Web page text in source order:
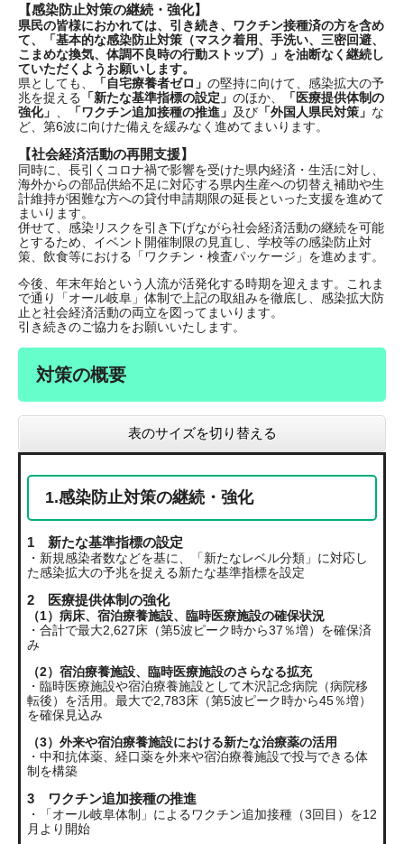
【感染防止対策の継続・強化】
県民の皆様におかれては、引き続き、ワクチン接種済の方を含め
て、「基本的な感染防止対策（マスク着用、手洗い、三密回避、
こまめな換気、体調不良時の行動ストップ）」を油断なく継続し
ていただくようお願いします。
県としても、
「自宅療養者ゼロ」 の堅持に向けて、感染拡大の予
兆を捉える
「新たな基準指標の設定」 のほか、
「医療提供体制の
強化」
「ワクチン追加接種の推進」 及び 「外国人県民対策」 な
ど、第6波に向けた備えを緩みなく進めてまいります。
【社会経済活動の再開支援】
同時に、長引くコロナ禍で影響を受けた県内経済・生活に対し、
海外からの部品供給不足に対応する県内生産への切替え補助や生
計維持が困難な方への貸付申請期限の延長といった支援を進めて
まいります。
併せて、感染リスクを引き下げながら社会経済活動の継続を可能
とするため、イベント開催制限の見直し、学校等の感染防止対
策、飲食等における「ワクチン・検査パッケージ」を進めます。
今後、年末年始という人流が活発化する時期を迎えます。これま
で通り「オール岐阜」体制で上記の取組みを徹底し、感染拡大防
止と社会経済活動の両立を図ってまいります。
引き続きのご協力をお願いいたします。
対策の概要
表のサイズを切り替える
1.感染防止対策の継続・強化
1 新たな基準指標の設定
・新規感染者数などを基に、「新たなレベル分類」に対応し
た感染拡大の予兆を捉える新たな基準指標を設定
2 医療提供体制の強化
（1）病床、宿泊療養施設、臨時医療施設の確保状況
・合計で最大2,627床（第5波ピーク時から37％増）を確保済
み
（2）宿泊療養施設、臨時医療施設のさらなる拡充
・臨時医療施設や宿泊療養施設として木沢記念病院（病院移
転後）を活用。最大で2,783床（第5波ピーク時から45％増）
を確保見込み
（3）外来や宿泊療養施設における新たな治療薬の活用
・中和抗体薬、経口薬を外来や宿泊療養施設で投与できる体
制を構築
3 ワクチン追加接種の推進
・「オール岐阜体制」によるワクチン追加接種（3回目）を12
月より開始